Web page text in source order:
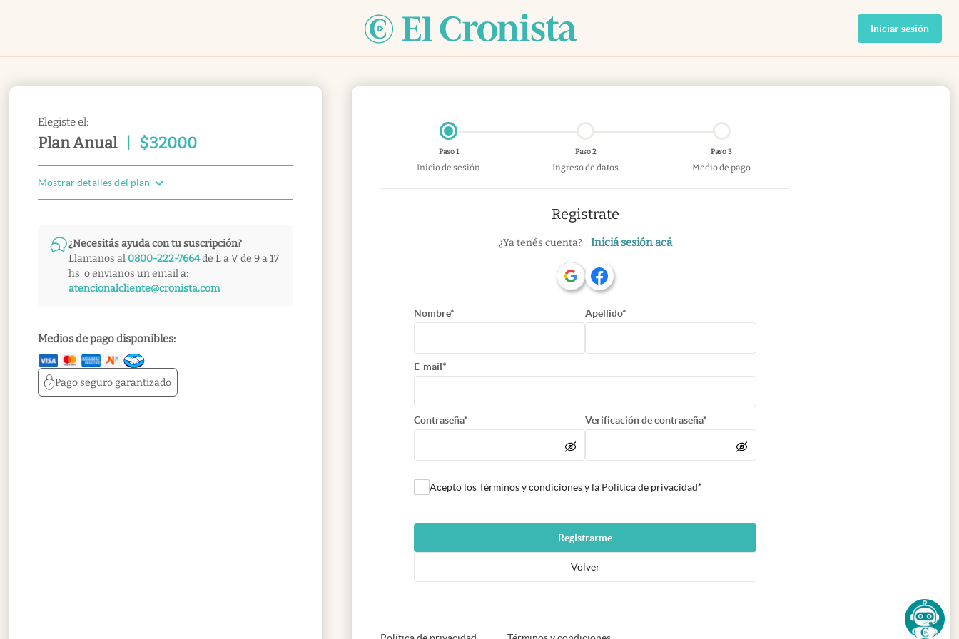
Iniciar sesión
Elegiste el:
Plan Anual $32000
Mostrar detalles del plan
¿Necesitás ayuda con tu suscripción?
Llamanos al 0800-222-7664de L a V de 9 a 17
hs. o envianos un email a:
atencionalcliente@cronista.com
Medios de pago disponibles:
Pago segurogarantizado
Paso 1
Inicio de sesión
Paso 2
Ingreso de datos
Paso 3
Medio de pago
Registrate
¿Ya tenés cuenta? Iniciá sesión acá
Nombre* Apellido*
E-mail*
Contraseña* Verificación de contraseña*
Acepto los Términos y condiciones y la Política de privacidad*
Registrarme
Volver